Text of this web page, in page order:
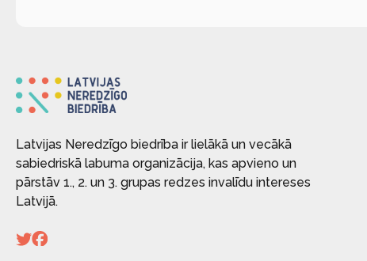
Latvijas Neredzīgo biedrība ir lielākā un vecākā
sabiedriskā labuma organizācija, kas apvieno un
pārstāv 1., 2. un 3. grupas redzes invalīdu intereses
Latvijā.